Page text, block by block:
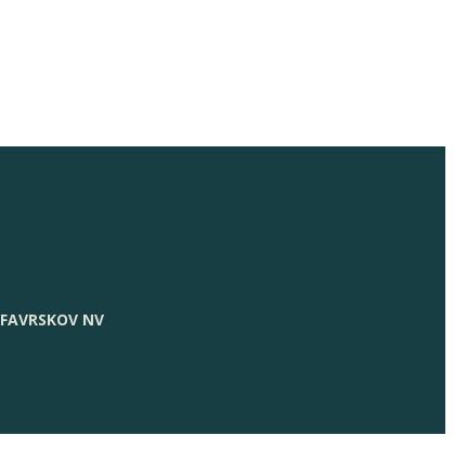
FAVRSKOV NV